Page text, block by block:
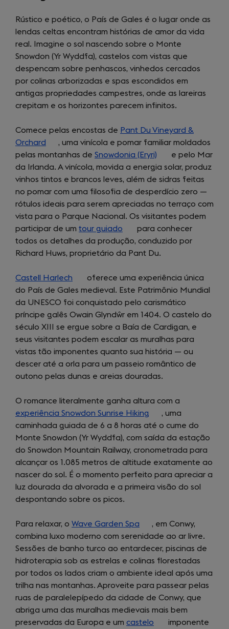
Rústico e poético, o País de Gales é o lugar onde as
lendas celtas encontram histórias de amor da vida
real. Imagine o sol nascendo sobre o Monte
Snowdon (Yr Wyddfa), castelos com vistas que
despencam sobre penhascos, vinhedos cercados
por colinas arborizadas e spas escondidos em
antigas propriedades campestres, onde as lareiras
crepitam e os horizontes parecem infinitos.
Comece pelas encostas de Pant Du Vineyard &
Orchard
(opens
in
a
new
tab)
, uma vinícola e pomar familiar moldados
pelas montanhas de Snowdonia (Eryri) (opens
in
a
new
tab)
e pelo Mar
da Irlanda. A vinícola, movida a energia solar, produz
vinhos tintos e brancos leves, além de sidras feitas
no pomar com uma filosofia de desperdício zero —
rótulos ideais para serem apreciadas no terraço com
vista para o Parque Nacional. Os visitantes podem
participar de um tour guiado (opens
in
a
tab)
para conhecer
todos os detalhes da produção, conduzido por
Richard Huws, proprietário da Pant Du.
Castell Harlech (opens
in
a
new
tab)
oferece uma experiência única
do País de Gales medieval. Este Patrimônio Mundial
da UNESCO foi conquistado pelo carismático
príncipe galês Owain Glyndŵr em 1404. O castelo do
século XIII se ergue sobre a Baía de Cardigan, e
seus visitantes podem escalar as muralhas para
vistas tão imponentes quanto sua história — ou
descer até a orla para um passeio romântico de
outono pelas dunas e areias douradas.
O romance literalmente ganha altura com a
experiência Snowdon Sunrise Hiking (opens
in
a
new
tab)
, uma
caminhada guiada de 6 a 8 horas até o cume do
Monte Snowdon (Yr Wyddfa), com saída da estação
do Snowdon Mountain Railway, cronometrada para
alcançar os 1.085 metros de altitude exatamente ao
nascer do sol. É o momento perfeito para apreciar a
luz dourada da alvorada e a primeira visão do sol
despontando sobre os picos.
Para relaxar, o Wave Garden Spa (opens
in
a
new
tab)
, em Conwy,
combina luxo moderno com serenidade ao ar livre.
Sessões de banho turco ao entardecer, piscinas de
hidroterapia sob as estrelas e colinas florestadas
por todos os lados criam o ambiente ideal após uma
trilha nas montanhas. Aproveite para passear pelas
ruas de paralelepípedo da cidade de Conwy, que
abriga uma das muralhas medievais mais bem
preservadas da Europa e um castelo (opensimponente